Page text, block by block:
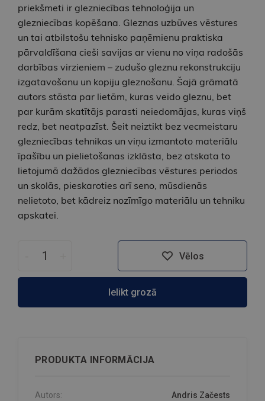
priekšmeti ir glezniecības tehnoloģija un
glezniecības kopēšana. Gleznas uzbūves vēstures
un tai atbilstošu tehnisko paņēmienu praktiska
pārvaldīšana cieši savijas ar vienu no viņa radošās
darbības virzieniem – zudušo gleznu rekonstrukciju
izgatavošanu un kopiju gleznošanu. Šajā grāmatā
autors stāsta par lietām, kuras veido gleznu, bet
par kurām skatītājs parasti neiedomājas, kuras viņš
redz, bet neatpazīst. Šeit neiztikt bez vecmeistaru
glezniecības tehnikas un viņu izmantoto materiālu
īpašību un pielietošanas izklāsta, bez atskata to
lietojumā dažādos glezniecības vēstures periodos
un skolās, pieskaroties arī seno, mūsdienās
nelietoto, bet kādreiz nozīmīgo materiālu un tehniku
apskatei.
Vēlos
Ielikt grozā
PRODUKTA INFORMĀCIJA
Autors: Andris Začests